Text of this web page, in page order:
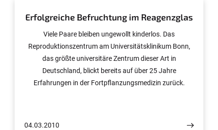
Erfolgreiche Befruchtung im Reagenzglas
Viele Paare bleiben ungewollt kinderlos. Das
Reproduktionszentrum am Universitätsklinikum Bonn,
das größte universitäre Zentrum dieser Art in
Deutschland, blickt bereits auf über 25 Jahre
Erfahrungen in der Fortpflanzungsmedizin zurück.
04.03.2010